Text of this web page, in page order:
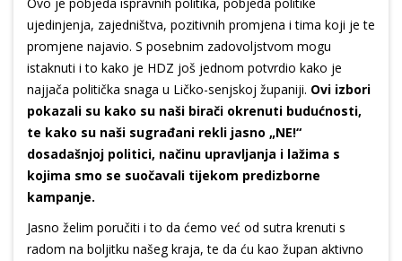
ujedinjenja, zajedništva, pozitivnih promjena i tima koji je te
promjene najavio. S posebnim zadovoljstvom mogu
istaknuti i to kako je HDZ još jednom potvrdio kako je
najjača politička snaga u Ličko-senjskoj županiji. Ovi izbori
pokazali su kako su naši birači okrenuti budućnosti,
te kako su naši sugrađani rekli jasno „NE!“
dosadašnjoj politici, načinu upravljanja i lažima s
kojima smo se suočavali tijekom predizborne
kampanje.
Jasno želim poručiti i to da ćemo već od sutra krenuti s
radom na boljitku našeg kraja, te da ću kao župan aktivno